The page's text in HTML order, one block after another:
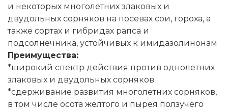
и некоторых многолетних злаковых и
двудольных сорняков на посевах сои, гороха, а
также сортах и гибридах рапса и
подсолнечника, устойчивых к имидазолинонам
Преимущества:
*широкий спектр действия против однолетних
злаковых и двудольных сорняков
*сдерживание развития многолетних сорняков,
в том числе осота желтого и пырея ползучего